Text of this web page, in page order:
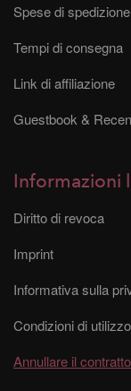
Spese di spedizione
Tempi di consegna
Link di affiliazione
Guestbook &
Informazioni
Diritto di revoca
Imprint
Informativa sulla
Condizioni di utilizzo
Annullare il contratto